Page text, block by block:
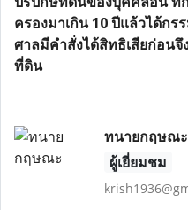
ครองมาเกิน 10 ปีแล้วได้ก
ศาลมีคำสั่งได้สิทธิเสียก่อน
ที่ดิน
ทนายกฤษณะ
ผู้เยี่ยมชม